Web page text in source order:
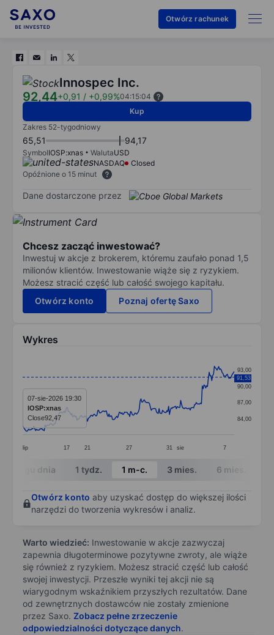
Otwórz rachunek
Innospec Inc.
92,44+0,91 / +0,99%04:15:04
Kup
Zakres 52-tygodniowy
65,51 94,17
SymbolIOSP:xnas WalutaUSD
NASDAQ
Closed
Opóźnione o 15 minut
Dane dostarczone przez
Chcesz zacząć inwestować?
Inwestuj w akcje z brokerem, któremu zaufało ponad 1,5
milionów klientów. Inwestowanie wiąże się z ryzykiem.
Możesz stracić część lub całość swojego kapitału.
Otwórz konto
Poznaj ofertę Saxo
Wykres
The chart has 1 X axis displaying categories.
The chart has 1 Y axis displaying values. Data
lip 17 21 27 31 sie 7
84,00
87,00
90,00
93,00
91,53
07-sie-2026 19:30
IOSP:xnas
Close92,47
End of interactive chart.
W ciągu dnia 1 tydz. 1 m-c. 3 mies. 6 mies.
Otwórz konto aby uzyskać dostęp do większej ilości
narzędzi do tworzenia wykresów i analiz.
Warto wiedzieć: Inwestowanie w akcje zazwyczaj
zapewnia długoterminowe pozytywne zwroty, ale wiąże
się również z ryzykiem. Możesz stracić część lub całość
swojej inwestycji. Przeszłe wyniki tej akcji nie są
wiarygodnym wskaźnikiem przyszłych rezultatów. Dane
od zewnętrznych dostawców nie zostały zmienione
przez Saxo. Zobacz pełne zrzeczenie
odpowiedzialności dotyczące danych.